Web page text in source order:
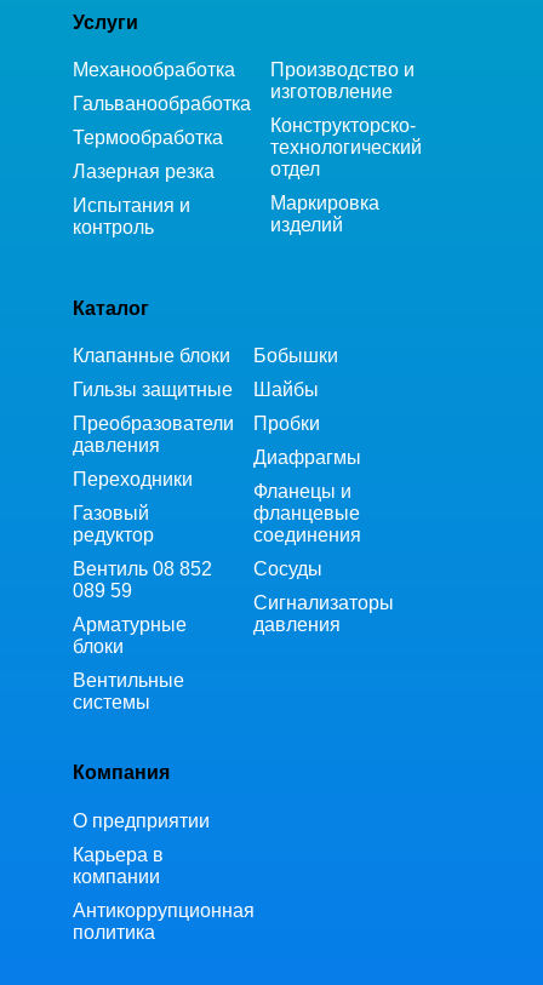
Услуги
Механообработка
Гальванообработка
Термообработка
Лазерная резка
Испытания и
контроль
Производство и
изготовление
Конструкторско-
технологический
отдел
Маркировка
изделий
Каталог
Клапанные блоки
Гильзы защитные
Преобразователи
давления
Переходники
Газовый
редуктор
Вентиль 08 852
089 59
Арматурные
блоки
Вентильные
системы
Бобышки
Шайбы
Пробки
Диафрагмы
Фланецы и
фланцевые
соединения
Сосуды
Сигнализаторы
давления
Компания
О предприятии
Карьера в
компании
Антикоррупционная
политика